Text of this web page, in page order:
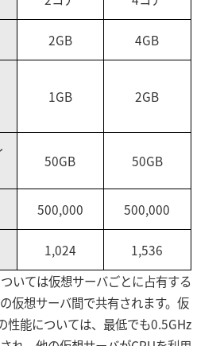
2GB 4GB
1GB 2GB
50GB 50GB
500,000 500,000
1,024
1,536
いては仮想サーバごとに占有する
仮想サーバ間で共有されます。仮
性能については、最低でも0.5GHz